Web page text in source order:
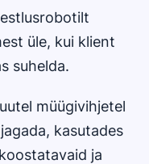
üle, kui klient
suhelda.
müügivihjetel
kasutades
ja